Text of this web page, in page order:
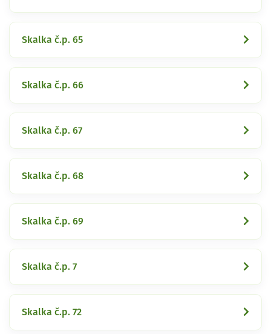
Skalka č.p. 65
Skalka č.p. 66
Skalka č.p. 67
Skalka č.p. 68
Skalka č.p. 69
Skalka č.p. 7
Skalka č.p. 72